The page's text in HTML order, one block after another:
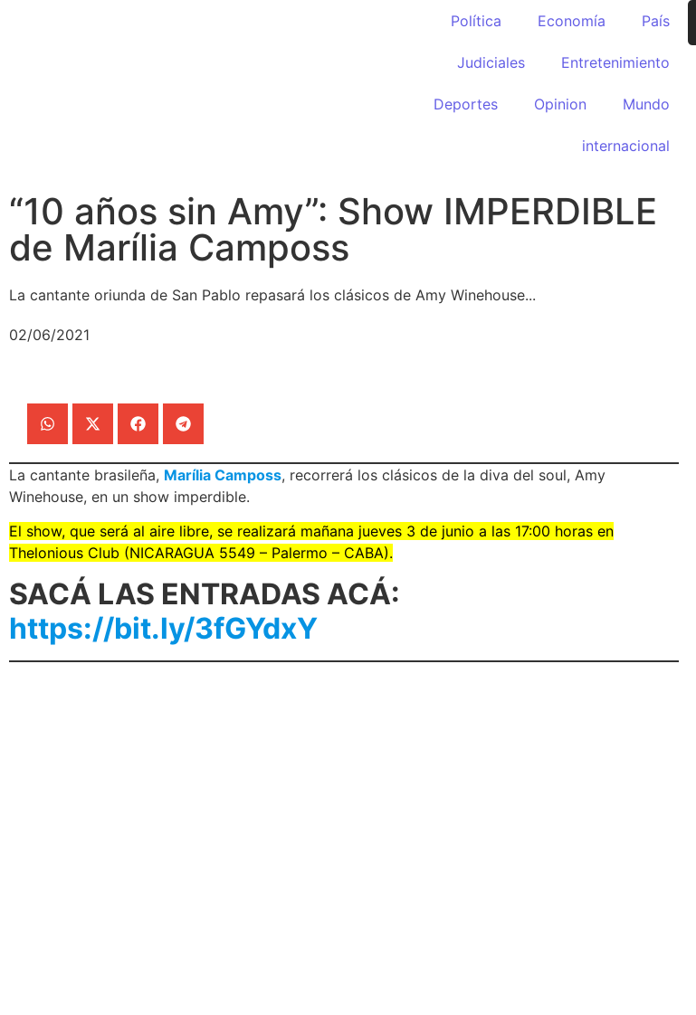
Política Economía País
Judiciales Entretenimiento
Deportes Opinion Mundo
internacional
“10 años sin Amy”: Show IMPERDIBLE
de Marília Camposs
La cantante oriunda de San Pablo repasará los clásicos de Amy Winehouse...
02/06/2021
La cantante brasileña, Marília Camposs, recorrerá los clásicos de la diva del soul, Amy
Winehouse, en un show imperdible.
El show, que será al aire libre, se realizará mañana jueves 3 de junio a las 17:00 horas en
Thelonious Club (NICARAGUA 5549 – Palermo – CABA).
SACÁ LAS ENTRADAS ACÁ:
https://bit.ly/3fGYdxY